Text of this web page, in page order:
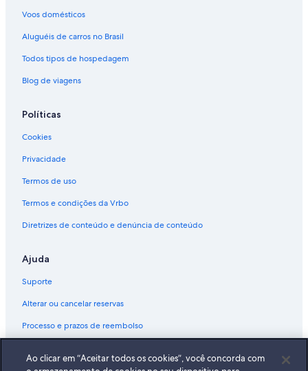
Voos domésticos
Aluguéis de carros no Brasil
Todos tipos de hospedagem
Blog de viagens
Políticas
Cookies
Privacidade
Termos de uso
Termos e condições da Vrbo
Diretrizes de conteúdo e denúncia de conteúdo
Ajuda
Suporte
Alterar ou cancelar reservas
Processo e prazos de reembolso
Ao clicar em “Aceitar todos os cookies”, você concorda com